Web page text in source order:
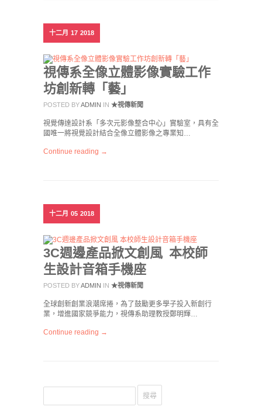
十二月 17 2018
視傳系全像立體影像實驗工作
坊創新轉「藝」
POSTED BYADMIN IN ★視傳新聞
視覺傳達設計系「多次元影像整合中心」實驗室，具有全
國唯一將視覺設計結合全像立體影像之專業知…
Continue reading →
十二月 05 2018
3C週邊產品掀文創風 本校師
生設計音箱手機座
POSTED BYADMIN IN ★視傳新聞
全球創新創業浪潮席捲，為了鼓勵更多學子投入新創行
業，增進國家競爭能力，視傳系助理教授鄭明輝…
Continue reading →